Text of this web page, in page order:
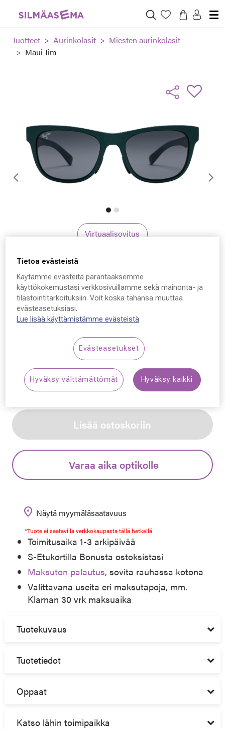
Tuotteet Aurinkolasit
Miesten aurinkolasit
Maui Jim
Edellinen
Virtuaalisovitus
Maui Jim Kapeau, 003
54 - 18 - 145
Synttäriale: erä merkkiaurinkolaseja –50 %,
katso alennetut tuotteet!
Lisää ostoskoriin
Varaa aika optikolle
location_on Näytä myymäläsaatavuus
*Tuote ei saatavilla verkkokaupasta tällä hetkellä
Toimitusaika 1-3 arkipäivää
S-Etukortilla Bonusta ostoksistasi
Maksuton palautus, sovita rauhassa kotona
Valittavana useita eri maksutapoja, mm.
Klarnan 30 vrk maksuaika
Tuotekuvaus
Tuotetiedot
Oppaat
Katso lähin toimipaikka
Tietoa evästeistä
Käytämme evästeitä parantaaksemme
käyttökokemustasi verkkosivuillamme sekä mainonta- ja
tilastointitarkoituksiin. Voit koska tahansa muuttaa
evästeasetuksiasi.
Lue lisää käyttämistämme evästeistä
Evästeasetukset
Hyväksy välttämättömät Hyväksy kaikki